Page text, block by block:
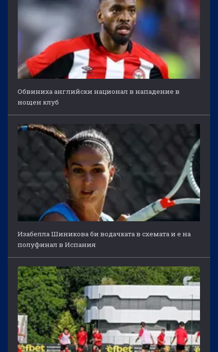
Обвиниха английски национал в нападение в
нощен клуб
Изабелла Шиникова би водачката в схемата и е на
полуфинал в Испания